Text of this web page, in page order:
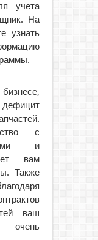
учета
На
узнать
с
и
вам
Также
ваш
очень